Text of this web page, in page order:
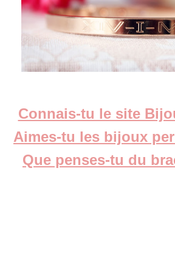
Connais-tu le site
Aimes-tu les bijoux
Que penses-tu du